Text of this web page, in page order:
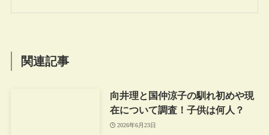
関連記事
向井理と国仲涼子の馴れ初めや現
在について調査！子供は何人？
2026年6月23日